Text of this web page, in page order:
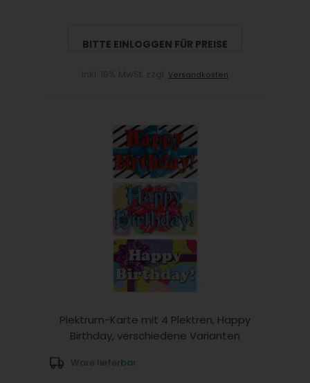
BITTE EINLOGGEN FÜR PREISE
Versandkosten
Plektrum-Karte mit 4 Plektren, Happy
Birthday, verschiedene Varianten
Ware lieferbar